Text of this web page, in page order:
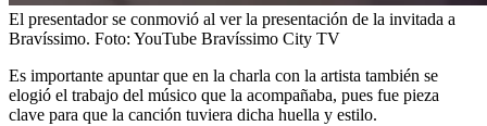
El presentador se conmovió al ver la presentación de la invitada a
Bravíssimo. Foto: YouTube Bravíssimo City TV
Es importante apuntar que en la charla con la artista también se
elogió el trabajo del músico que la acompañaba, pues fue pieza
clave para que la canción tuviera dicha huella y estilo.